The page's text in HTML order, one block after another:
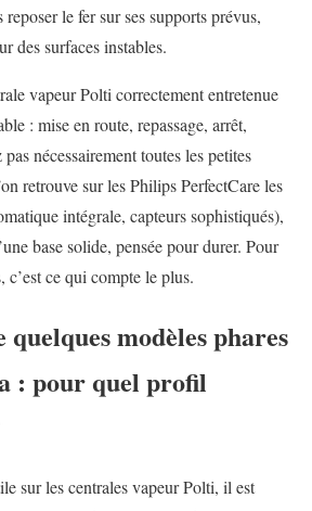
le fer sur ses supports prévus,
des surfaces instables.
vapeur Polti correctement entretenue
: mise en route, repassage, arrêt,
nécessairement toutes les petites
retrouve sur les Philips PerfectCare les
intégrale, capteurs sophistiqués),
base solide, pensée pour durer. Pour
c’est ce qui compte le plus.
modèles phares
: pour quel profil
sur les centrales vapeur Polti, il est